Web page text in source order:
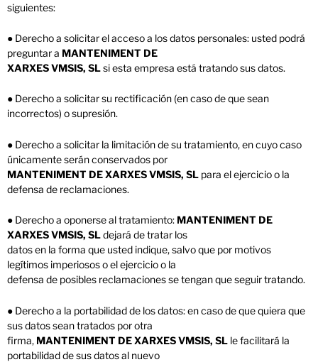
siguientes:
● Derecho a solicitar el acceso a los datos personales: usted podrá
preguntar a MANTENIMENT DE
XARXES VMSIS, SLsi esta empresa está tratando sus datos.
● Derecho a solicitar su rectificación (en caso de que sean
incorrectos) o supresión.
● Derecho a solicitar la limitación de su tratamiento, en cuyo caso
únicamente serán conservados por
MANTENIMENT DE XARXES VMSIS, SL para el ejercicio o la
defensa de reclamaciones.
● Derecho a oponerse al tratamiento: MANTENIMENT DE
XARXES VMSIS, SLdejará de tratar los
datos en la forma que usted indique, salvo que por motivos
legítimos imperiosos o el ejercicio o la
defensa de posibles reclamaciones se tengan que seguir tratando.
● Derecho a la portabilidad de los datos: en caso de que quiera que
sus datos sean tratados por otra
firma, MANTENIMENT DE XARXES VMSIS, SL le facilitará la
portabilidad de sus datos al nuevo